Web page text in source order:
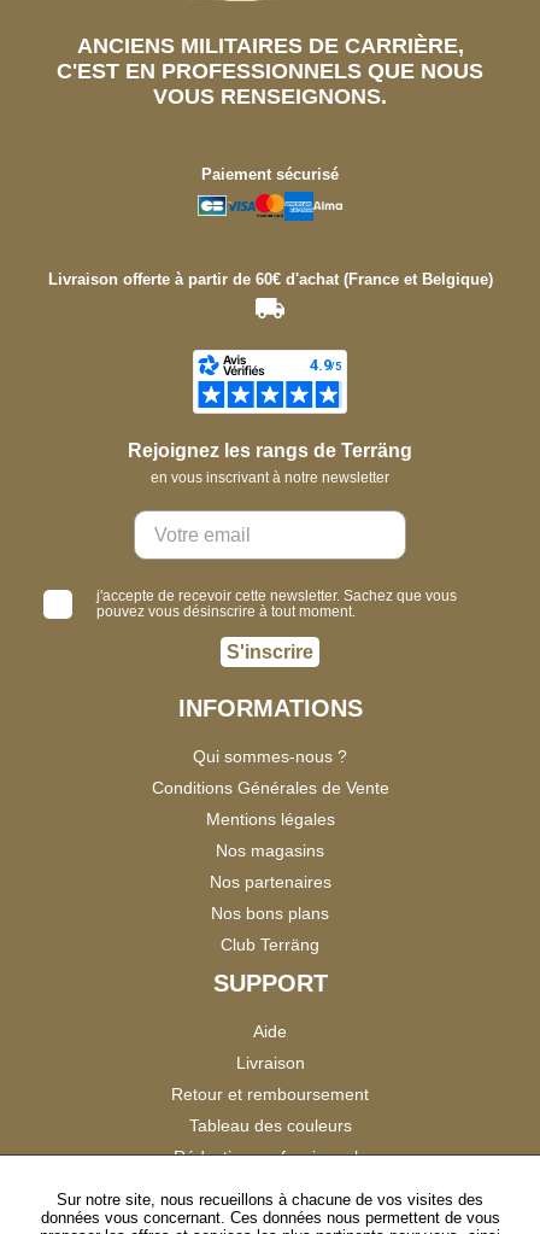
ANCIENS MILITAIRES DE CARRIÈRE,
C'EST EN PROFESSIONNELS QUE NOUS
VOUS RENSEIGNONS.
Paiement sécurisé
Livraison offerte à partir de 60€ d'achat (France et Belgique)
Rejoignez les rangs de Terräng
en vous inscrivant à notre newsletter
j'accepte de recevoir cette newsletter. Sachez que vous
pouvez vous désinscrire à tout moment.
S'inscrire
INFORMATIONS
Qui sommes-nous ?
Conditions Générales de Vente
Mentions légales
Nos magasins
Nos partenaires
Nos bons plans
Club Terräng
SUPPORT
Aide
Livraison
Retour et remboursement
Tableau des couleurs
Réduction professionnels
Satisfaction Clients
Sur notre site, nous recueillons à chacune de vos visites des
données vous concernant. Ces données nous permettent de vous